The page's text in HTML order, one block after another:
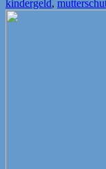
kindergeld,